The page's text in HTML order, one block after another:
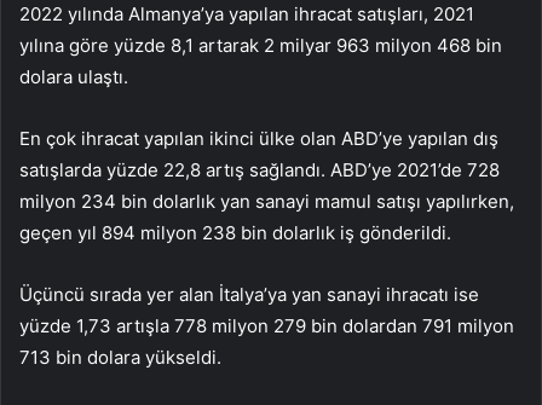
2022 yılında Almanya’ya yapılan ihracat satışları, 2021
yılına göre yüzde 8,1 artarak 2 milyar 963 milyon 468 bin
dolara ulaştı.
En çok ihracat yapılan ikinci ülke olan ABD’ye yapılan dış
satışlarda yüzde 22,8 artış sağlandı. ABD’ye 2021’de 728
milyon 234 bin dolarlık yan sanayi mamul satışı yapılırken,
geçen yıl 894 milyon 238 bin dolarlık iş gönderildi.
Üçüncü sırada yer alan İtalya’ya yan sanayi ihracatı ise
yüzde 1,73 artışla 778 milyon 279 bin dolardan 791 milyon
713 bin dolara yükseldi.